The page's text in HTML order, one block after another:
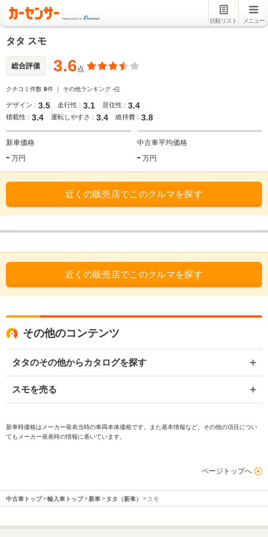
比較リスト メニュー
タタ スモ
総合評価 3.6点
クチコミ件数 8件 ｜ その他ランキング -位
デザイン : 3.5 走行性 : 3.1 居住性 : 3.4
積載性 : 3.4 運転しやすさ : 3.4 維持費 : 3.8
新車価格
- 万円
中古車平均価格
- 万円
近くの販売店でこのクルマを探す
近くの販売店でこのクルマを探す
その他のコンテンツ
タタのその他からカタログを探す
スモを売る
新車時価格はメーカー発表当時の車両本体価格です。また基本情報など、その他の項目につい
てもメーカー発表時の情報に基いています。
ページトップへ
中古車トップ 輸入車トップ 新車 タタ（新車） スモ